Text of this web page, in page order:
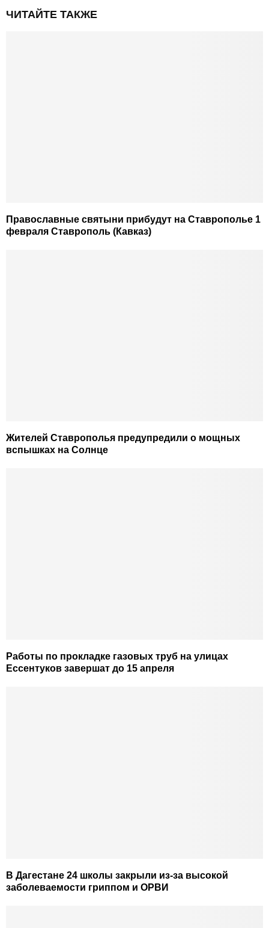
ЧИТАЙТЕ ТАКЖЕ
Православные святыни прибудут на Ставрополье 1
февраля Ставрополь (Кавказ)
Жителей Ставрополья предупредили о мощных
вспышках на Солнце
Работы по прокладке газовых труб на улицах
Ессентуков завершат до 15 апреля
В Дагестане 24 школы закрыли из-за высокой
заболеваемости гриппом и ОРВИ